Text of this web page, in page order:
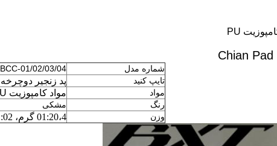
شماره مدل
01/02/03/04
تایپ کنید
پد زنجیر دوچرخه
مواد مواد کامپوزیت PU
رنگ
مشکی
وزن
01:20،4 گرم، 02: 7.5 گرم، 03: 9.7 گرم;